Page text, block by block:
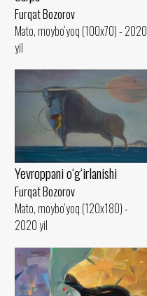
Furqat Bozorov
Mato, moybo‘yoq (100x70) - 2020
yil
Yevroppani o‘g‘irlanishi
Furqat Bozorov
Mato, moybo‘yoq (120x180) -
2020 yil